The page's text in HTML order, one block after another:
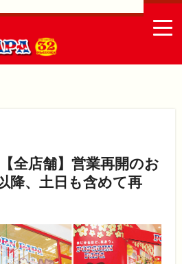
全店舗】営業再開のお
降、土日も含めて再